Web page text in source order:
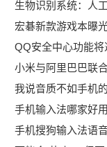
生物识别系统：人
宏碁新款游戏本曝
QQ安全中心功能
小米与阿里巴巴联
我说音质不如手机
手机输入法哪家好
手机搜狗输入法语